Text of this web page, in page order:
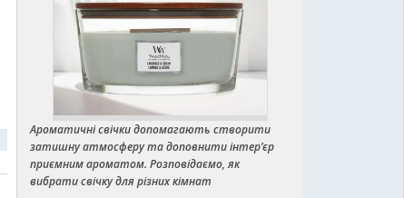
Ароматичні свічки допомагають створити
затишну атмосферу та доповнити інтер’єр
приємним ароматом. Розповідаємо, як
вибрати свічку для різних кімнат